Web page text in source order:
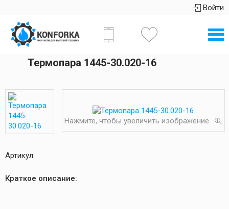
Войти
Термопара 1445-30.020-16
Нажмите, чтобы увеличить изображение
Артикул:
Краткое описание: